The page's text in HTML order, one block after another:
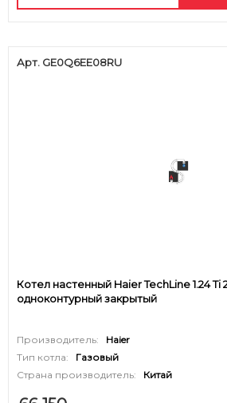
Арт. GE0Q6EE08RU
Котел настенный Haier TechLine 1.24 Ti
одноконтурный закрытый
Производитель:
Haier
Тип котла:
Газовый
Страна производитель:
Китай